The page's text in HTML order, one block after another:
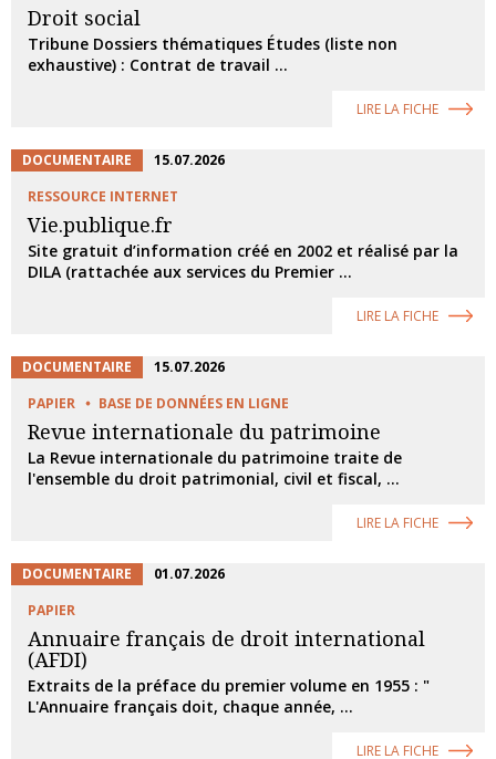
Droit social
Tribune Dossiers thématiques Études (liste non
exhaustive) : Contrat de travail ...
LIRE LA FICHE
DOCUMENTAIRE
15.07.2026
RESSOURCE INTERNET
Vie.publique.fr
Site gratuit d’information créé en 2002 et réalisé par la
DILA (rattachée aux services du Premier ...
LIRE LA FICHE
DOCUMENTAIRE
15.07.2026
PAPIER
BASE DE DONNÉES EN LIGNE
Revue internationale du patrimoine
La Revue internationale du patrimoine traite de
l'ensemble du droit patrimonial, civil et fiscal, ...
LIRE LA FICHE
DOCUMENTAIRE
01.07.2026
PAPIER
Annuaire français de droit international
(AFDI)
Extraits de la préface du premier volume en 1955 : "
L'Annuaire français doit, chaque année, ...
LIRE LA FICHE